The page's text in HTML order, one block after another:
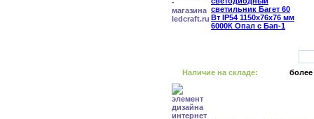
Наличие на складе: более